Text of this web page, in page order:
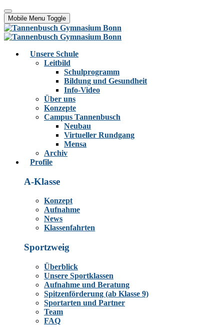
Mobile Menu Toggle
Unsere Schule
Leitbild
Schulprogramm
Bildung und Gesundheit
Info-Video
Über uns
Konzepte
Campus Tannenbusch
Neubau
Virtueller Rundgang
Mensa
Archiv
Profile
A-Klasse
Konzept
Aufnahme
News
Klassenfahrten
Sportzweig
Überblick
Unsere Sportklassen
Aufnahme und Beratung
Spitzenförderung (ab Klasse 9)
Sportarten und Partner
Team
FAQ